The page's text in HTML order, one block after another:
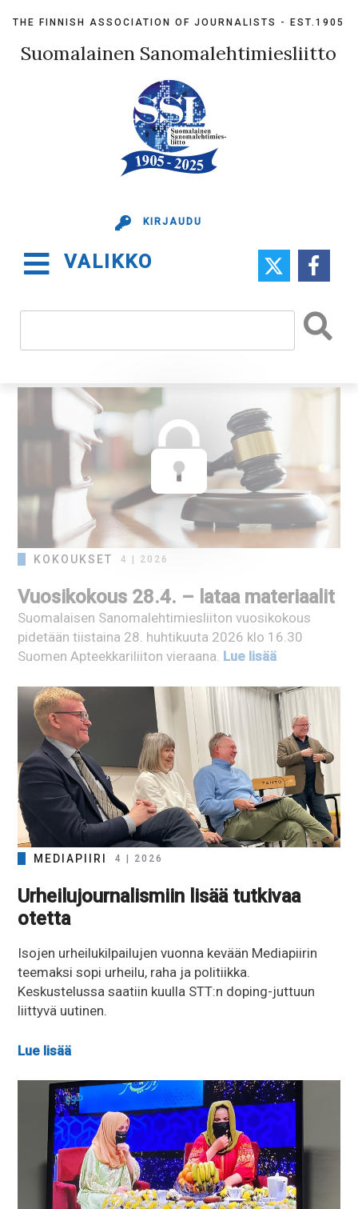
content
THE FINNISH ASSOCIATION OF JOURNALISTS - EST.1905
Suomalainen Sanomalehtimiesliitto
KIRJAUDU
VALIKKO
KOKOUKSET 4 | 2026
Vuosikokous 28.4. – lataa materiaalit
Suomalaisen Sanomalehtimiesliiton vuosikokous
pidetään tiistaina 28. huhtikuuta 2026 klo 16.30
Suomen Apteekkariliiton vieraana. Lue lisää
MEDIAPIIRI 4 | 2026
Urheilujournalismiin lisää tutkivaa
otetta
Isojen urheilukilpailujen vuonna kevään Mediapiirin
teemaksi sopi urheilu, raha ja politiikka.
Keskustelussa saatiin kuulla STT:n doping-juttuun
liittyvä uutinen.
Lue lisää